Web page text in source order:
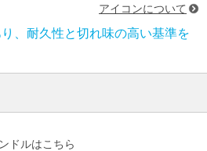
アイコンについて
、耐久性と切れ味の高い基準を
ドルはこちら